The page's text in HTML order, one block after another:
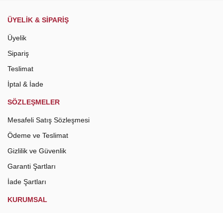
ÜYELİK & SİPARİŞ
Üyelik
Sipariş
Teslimat
İptal & İade
SÖZLEŞMELER
Mesafeli Satış Sözleşmesi
Ödeme ve Teslimat
Gizlilik ve Güvenlik
Garanti Şartları
İade Şartları
KURUMSAL